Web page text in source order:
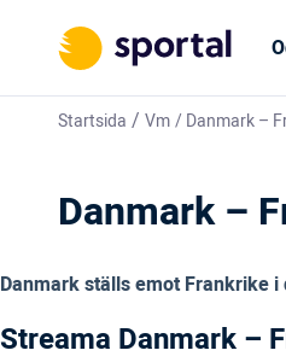
Startsida / Vm/Danmark –
Danmark –
Danmark ställs emot Frankrike
Streama Danmark –